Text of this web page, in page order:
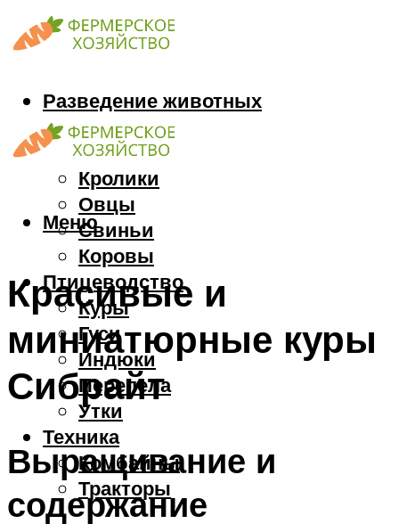
Разведение животных
Козы
Кони
Кролики
Овцы
Свиньи
Коровы
Птицеводство
Куры
Гуси
Индюки
Перепела
Утки
Техника
Комбайны
Тракторы
Меню
Красивые и
миниатюрные куры
Сибрайт
Выращивание и
содержание